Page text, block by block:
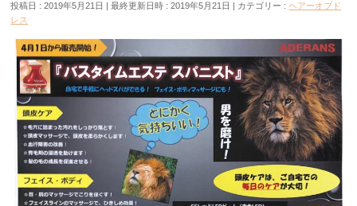
投稿日 : 2019年5月21日 最終更新日時 : 2019年5月21日 カテゴリー :ヘアーオブド
レス